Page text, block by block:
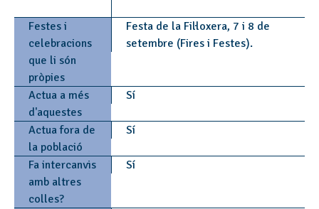
Festes i
celebracions
que li són
pròpies
Festa de la Fil·loxera, 7 i 8 de
setembre (Fires i Festes).
Actua a més
d'aquestes
Sí
Actua fora de
la població
Sí
Fa intercanvis
amb altres
colles?
Sí